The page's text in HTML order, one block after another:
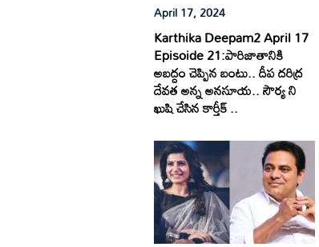
April 17, 2024
Karthika Deepam2 April 17
Episoide 21:పారిజాతానికి
అబద్దం చెప్పిన బంటు.. దీప దరిద్ర
దేవత అన్న అనసూయ.. సౌర్య ని
ఖుషి చేసిన కార్తీక్ ..